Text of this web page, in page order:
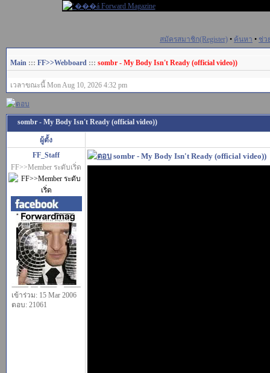
สมัครสมาชิก(Register) • ค้นหา • ช่ว
Main ::: FF>>Webboard ::: sombr - My Body Isn't Ready (official video))
เวลาขณะนี้ Mon Aug 10, 2026 4:32 pm
sombr - My Body Isn't Ready (official video))
ผู้ตั้ง
FF_Staff
FF>>Member ระดับเริ่ด
เข้าร่วม: 15 Mar 2006
ตอบ: 21061
sombr - My Body Isn't Ready (official video))